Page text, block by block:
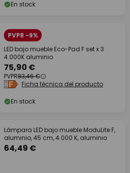
En stock
PVPR -9%
LED bajo mueble Eco-Pad F set x 3
4.000K aluminio
75,90 €
PVPR83,46 €
Ficha técnica del producto
En stock
Lámpara LED bajo mueble ModuLite F,
aluminio, 45 cm, 4.000 K, aluminio
64,49 €